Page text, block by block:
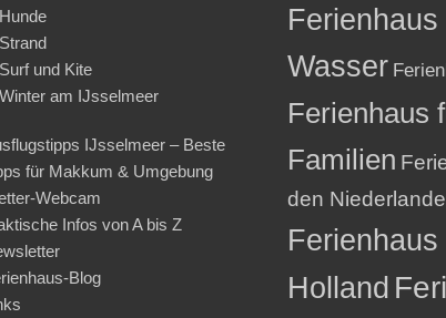
Hunde
Strand
Surf und Kite
Winter am IJsselmeer
IJsselmeer – Beste
für Makkum & Umgebung
Webcam
Infos von A bis Z
Blog
Ferienhaus
Wasser
Ferienhaus
Familien
den
Ferienhaus
Holland